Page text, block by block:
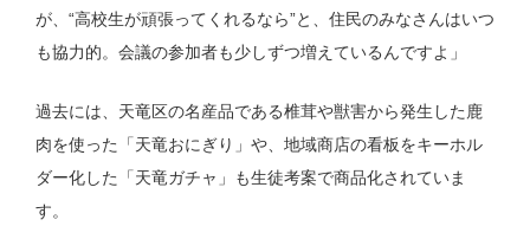
が、“高校生が頑張ってくれるなら”と、住民のみなさんはいつ
も協力的。会議の参加者も少しずつ増えているんですよ」
過去には、天竜区の名産品である椎茸や獣害から発生した鹿
肉を使った「天竜おにぎり」や、地域商店の看板をキーホル
ダー化した「天竜ガチャ」も生徒考案で商品化されていま
す。